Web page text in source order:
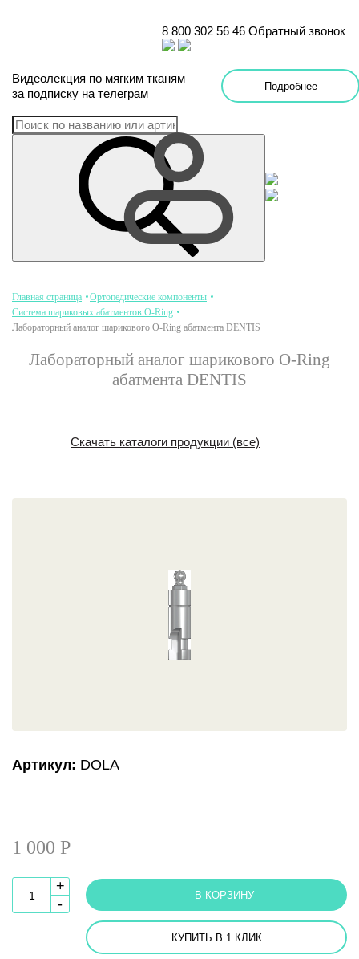
8 800 302 56 46 Обратный звонок
Видеолекция по мягким тканям
за подписку на телеграм
Подробнее
Главная страница
Ортопедические компоненты
Система шариковых абатментов O-Ring
Лабораторный аналог шарикового O-Ring абатмента DENTIS
Лабораторный аналог шарикового O-Ring
абатмента DENTIS
Скачать каталоги продукции (все)
Артикул: DOLA
1 000 Р
-
+
В КОРЗИНУ
КУПИТЬ В 1 КЛИК